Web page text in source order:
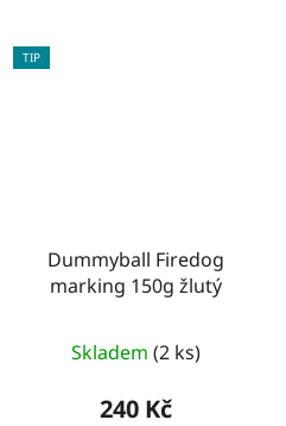
TIP
Dummyball Firedog
marking 150g žlutý
Skladem (2 ks)
240 Kč